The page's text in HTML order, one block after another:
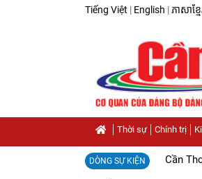
Tiếng Việt | English | ភាសាខ្មែ
Thời sự Chính trị
DÒNG SỰ KIỆN Cần